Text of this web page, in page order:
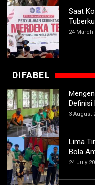
Saat
24 March
DIFABEL
Definisi
3 August
Lima
Bola
24 July